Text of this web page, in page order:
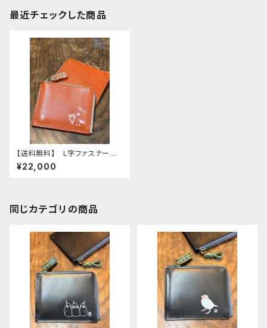
最近チェックした商品
【送料無料】 L字ファスナー財
布 レッドブラウン モノトー
ン セキセイインコ 財布 せ
¥22,000
同じカテゴリの商品